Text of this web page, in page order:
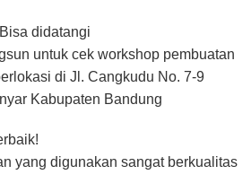
didatangi
untuk cek workshop pembuatan
di Jl. Cangkudu No. 7-9
Kabupaten Bandung
yang digunakan sangat berkualitas